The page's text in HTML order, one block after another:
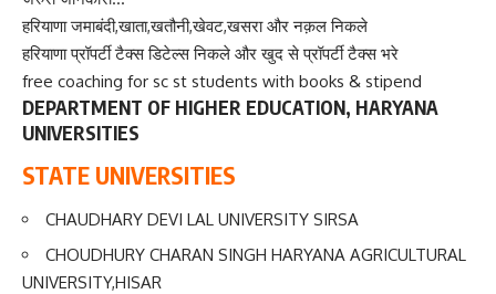
हरियाणा जमाबंदी,खाता,खतौनी,खेवट,खसरा और नक़ल निकले
हरियाणा प्रॉपर्टी टैक्स डिटेल्स निकले और खुद से प्रॉपर्टी टैक्स भरे
free coaching for sc st students with books & stipend
DEPARTMENT OF HIGHER EDUCATION, HARYANA
UNIVERSITIES
STATE UNIVERSITIES
CHAUDHARY DEVI LAL UNIVERSITY SIRSA
CHOUDHURY CHARAN SINGH HARYANA AGRICULTURAL
UNIVERSITY,HISAR